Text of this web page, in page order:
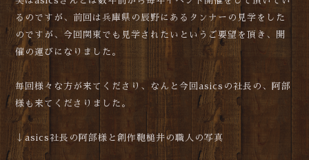
るのですが、前回は兵庫県の辰野にあるタンナーの見学をした
のですが、今回関東でも見学されたいというご要望を頂き、開
催の運びになりました。
毎回様々な方が来てくださり、なんと今回asicsの社長の、阿部
様も来てくださりました。
↓asics社長の阿部様と創作鞄槌井の職人の写真